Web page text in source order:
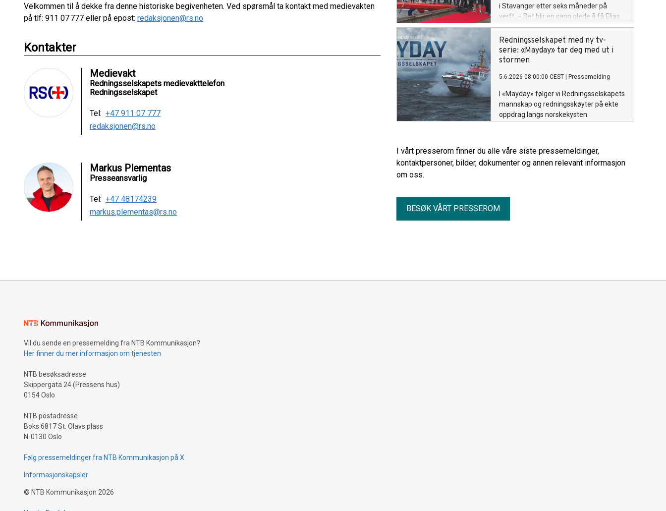
Velkommen til å dekke fra denne historiske begivenheten. Ved spørsmål ta kontakt med medievakten
på tlf: 911 07 777 eller på epost: redaksjonen@rs.no
Kontakter
Medievakt
Redningsselskapets medievakttelefon
Redningsselskapet
Tel: +47 911 07 777
redaksjonen@rs.no
Markus Plementas
Presseansvarlig
Tel: +47 48174239
markus.plementas@rs.no
i Stavanger etter seks måneder på
verft. – Det blir en sann glede å få Elias
tilbake i operativ tjeneste her i Rogaland,
sier operativ leder i RSRK Stavanger,
Bengt Olav Gåsøy.
Redningsselskapet med ny tv-
serie: «Mayday» tar deg med ut i
stormen
5.6.2026 08:00:00 CEST Pressemelding
I «Mayday» følger vi Redningsselskapets
mannskap og redningsskøyter på ekte
oppdrag langs norskekysten.
I vårt presserom finner du alle våre siste pressemeldinger,
kontaktpersoner, bilder, dokumenter og annen relevant informasjon
om oss.
BESØK VÅRT PRESSEROM
Vil du sende en pressemelding fra NTB Kommunikasjon?
Her finner du mer informasjon om tjenesten
NTB besøksadresse
Skippergata 24 (Pressens hus)
0154 Oslo
NTB postadresse
Boks 6817 St. Olavs plass
N-0130 Oslo
Følg pressemeldinger fra NTB Kommunikasjon på X
Informasjonskapsler
© NTB Kommunikasjon 2026